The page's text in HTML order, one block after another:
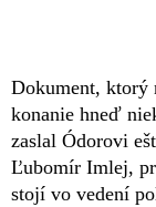
Dokument, ktorý
konanie hneď
zaslal Ódorovi
Ľubomír Imlej,
stojí vo vedení